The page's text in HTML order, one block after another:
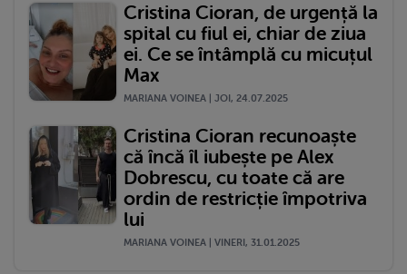
Cristina Cioran, de urgență la
spital cu fiul ei, chiar de ziua
ei. Ce se întâmplă cu micuțul
Max
MARIANA VOINEA | JOI, 24.07.2025
Cristina Cioran recunoaște
că încă îl iubește pe Alex
Dobrescu, cu toate că are
ordin de restricție împotriva
lui
MARIANA VOINEA | VINERI, 31.01.2025